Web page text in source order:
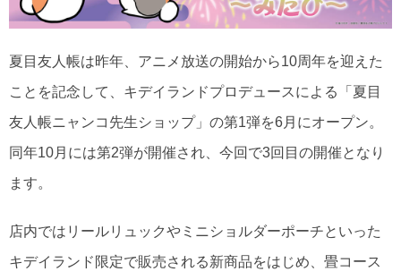
夏目友人帳は昨年、アニメ放送の開始から10周年を迎えた
ことを記念して、キデイランドプロデュースによる「夏目
友人帳ニャンコ先生ショップ」の第1弾を6月にオープン。
同年10月には第2弾が開催され、今回で3回目の開催となり
ます。
店内ではリールリュックやミニショルダーポーチといった
キデイランド限定で販売される新商品をはじめ、畳コース